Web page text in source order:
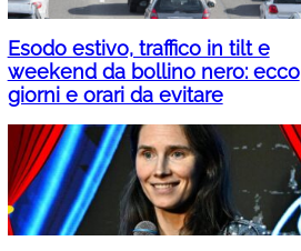
Esodo estivo, traffico in tilt e
weekend da bollino nero: ecco
giorni e orari da evitare